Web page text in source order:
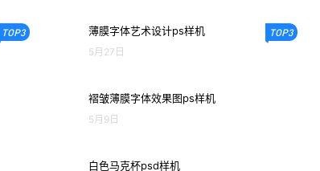
TOP3 薄膜字体艺术设计ps样机
5月27日
褶皱薄膜字体效果图ps样机
5月9日
白色马克杯psd样机
TOP3